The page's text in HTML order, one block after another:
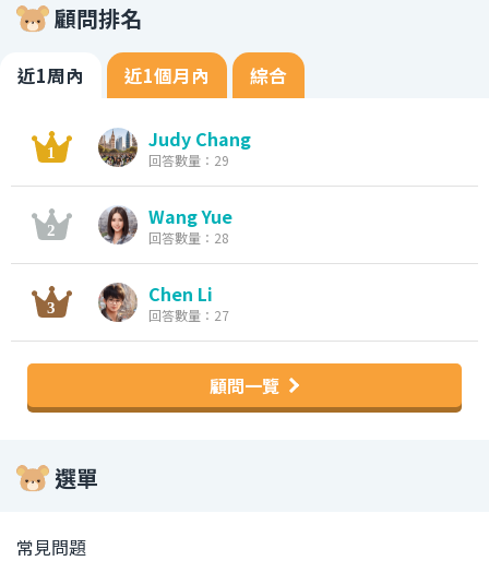
顧問排名
近1周內 近1個月內 綜合
Judy Chang
回答數量：29
Wang Yue
回答數量：28
Chen Li
回答數量：27
顧問一覽
選單
常見問題